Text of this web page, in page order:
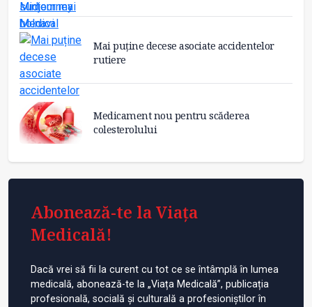
Mai puține decese asociate accidentelor
rutiere
Medicament nou pentru scăderea
colesterolului
Abonează-te la Viața
Medicală!
Dacă vrei să fii la curent cu tot ce se întâmplă în lumea
medicală, abonează-te la „Viața Medicală”, publicația
profesională, socială și culturală a profesioniștilor în